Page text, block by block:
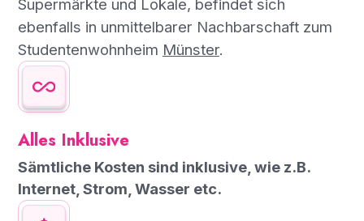
Supermärkte und Lokale, befindet sich
ebenfalls in unmittelbarer Nachbarschaft zum
Studentenwohnheim Münster.
Alles Inklusive
Sämtliche Kosten sind inklusive, wie z.B.
Internet, Strom, Wasser etc.